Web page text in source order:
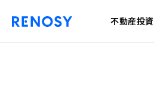
不動産投資